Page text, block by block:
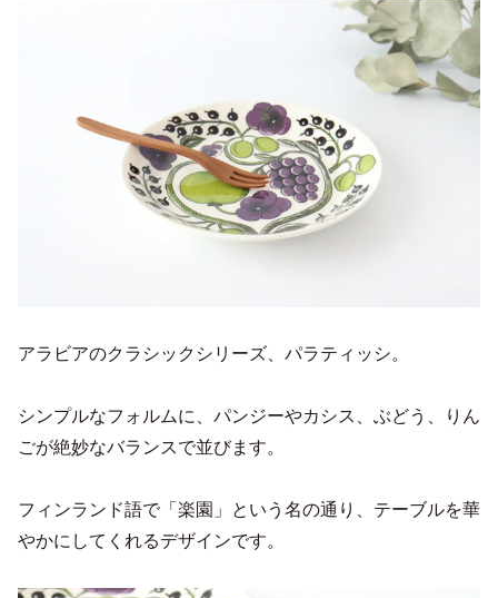
アラビアのクラシックシリーズ、パラティッシ。
シンプルなフォルムに、パンジーやカシス、ぶどう、りん
ごが絶妙なバランスで並びます。
フィンランド語で「楽園」という名の通り、テーブルを華
やかにしてくれるデザインです。